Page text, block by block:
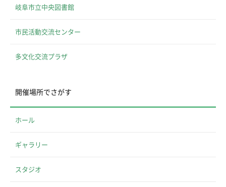
岐阜市立中央図書館
市民活動交流センター
多文化交流プラザ
開催場所でさがす
ホール
ギャラリー
スタジオ